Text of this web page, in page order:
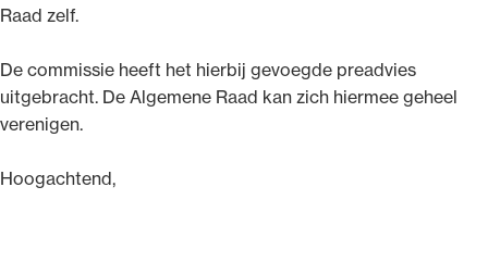
Raad zelf.
De commissie heeft het hierbij gevoegde preadvies
uitgebracht. De Algemene Raad kan zich hiermee geheel
verenigen.
Hoogachtend,